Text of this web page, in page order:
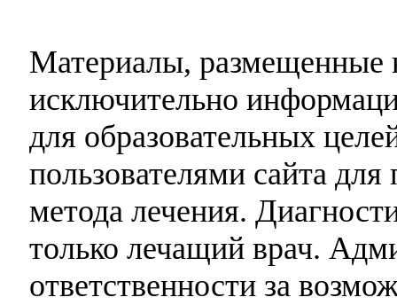
Материалы, размещенные
исключительно
для образовательных
пользователями сайта
метода лечения.
только лечащий врач.
ответственности за